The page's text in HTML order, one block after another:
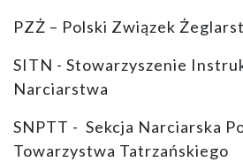
PZŻ – Polski Związek
SITN - Stowarzyszenie
Narciarstwa
SNPTT - Sekcja Narciarska
Towarzystwa Tatrzańskiego